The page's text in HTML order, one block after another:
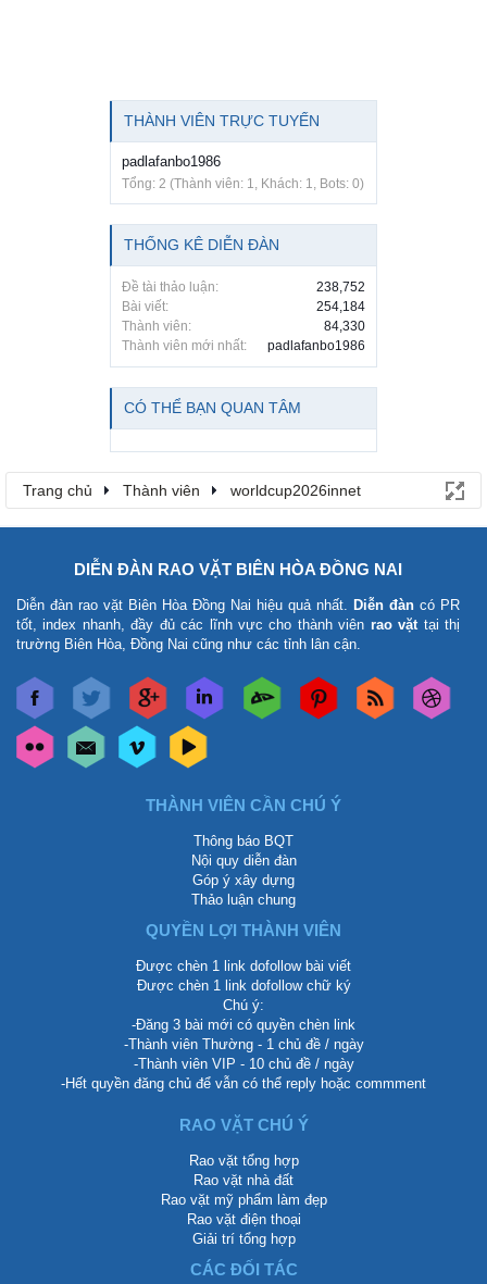
THÀNH VIÊN TRỰC TUYẾN
padlafanbo1986
Tổng: 2 (Thành viên: 1, Khách: 1, Bots: 0)
THỐNG KÊ DIỄN ĐÀN
Đề tài thảo luận:
238,752
Bài viết:
254,184
Thành viên:
84,330
Thành viên mới nhất:
padlafanbo1986
CÓ THỂ BẠN QUAN TÂM
Trang chủ Thành viên worldcup2026innet
DIỄN ĐÀN RAO VẶT BIÊN HÒA ĐỒNG NAI
Diễn đàn rao vặt Biên Hòa Đồng Nai hiệu quả nhất. Diễn đàn có PR
tốt, index nhanh, đầy đủ các lĩnh vực cho thành viên rao vặttại thị
trường Biên Hòa, Đồng Nai cũng như các tỉnh lân cận.
THÀNH VIÊN CẦN CHÚ Ý
Thông báo BQT
Nội quy diễn đàn
Góp ý xây dựng
Thảo luận chung
QUYỀN LỢI THÀNH VIÊN
Được chèn 1 link dofollow bài viết
Được chèn 1 link dofollow chữ ký
Chú ý:
-Đăng 3 bài mới có quyền chèn link
-Thành viên Thường - 1 chủ đề / ngày
-Thành viên VIP - 10 chủ đề / ngày
-Hết quyền đăng chủ để vẫn có thể reply hoặc commment
RAO VẶT CHÚ Ý
Rao vặt tổng hợp
Rao vặt nhà đất
Rao vặt mỹ phẩm làm đẹp
Rao vặt điện thoại
Giải trí tổng hợp
CÁC ĐỐI TÁC